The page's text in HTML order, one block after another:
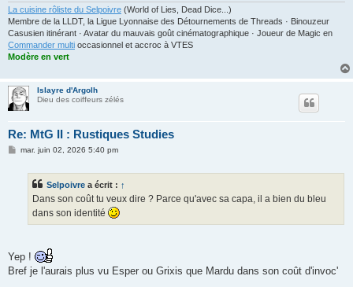
La cuisine rôliste du Selpoivre (World of Lies, Dead Dice...)
Membre de la LLDT, la Ligue Lyonnaise des Détournements de Threads · Binouzeur
Casusien itinérant · Avatar du mauvais goût cinématographique · Joueur de Magic en
Commander multi occasionnel et accroc à VTES
Modère en vert
Islayre d'Argolh
Dieu des coiffeurs zélés
Re: MtG II : Rustiques Studies
Mmar. juin 02, 2026 5:40 pm
Selpoivre a écrit : ↑
Dans son coût tu veux dire ? Parce qu'avec sa capa, il a bien du bleu
dans son identité
Yep !
Bref je l'aurais plus vu Esper ou Grixis que Mardu dans son coût d'invoc'